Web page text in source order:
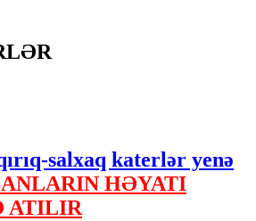
salxaq katerlər yenə
HƏYATI
ATILIR